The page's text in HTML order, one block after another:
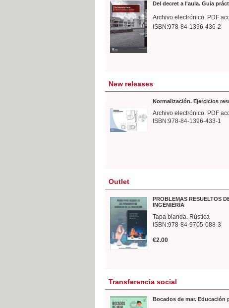
Del decret a l'aula. Guia
Archivo electrónico. PDF
ISBN:978-84-1396-436-2
New releases
Normalización. Ejercicios
Archivo electrónico. PDF
ISBN:978-84-1396-433-1
Outlet
PROBLEMAS RESUELTOS
INGENIERÍA
Tapa blanda. Rústica
ISBN:978-84-9705-088-3
€2.00
Transferencia social
Bocados de mar. Educación